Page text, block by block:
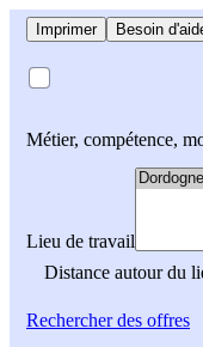
Imprimer Besoin
Métier, compétence,
Lieu de travail
Distance autour du
Rechercherdes offres